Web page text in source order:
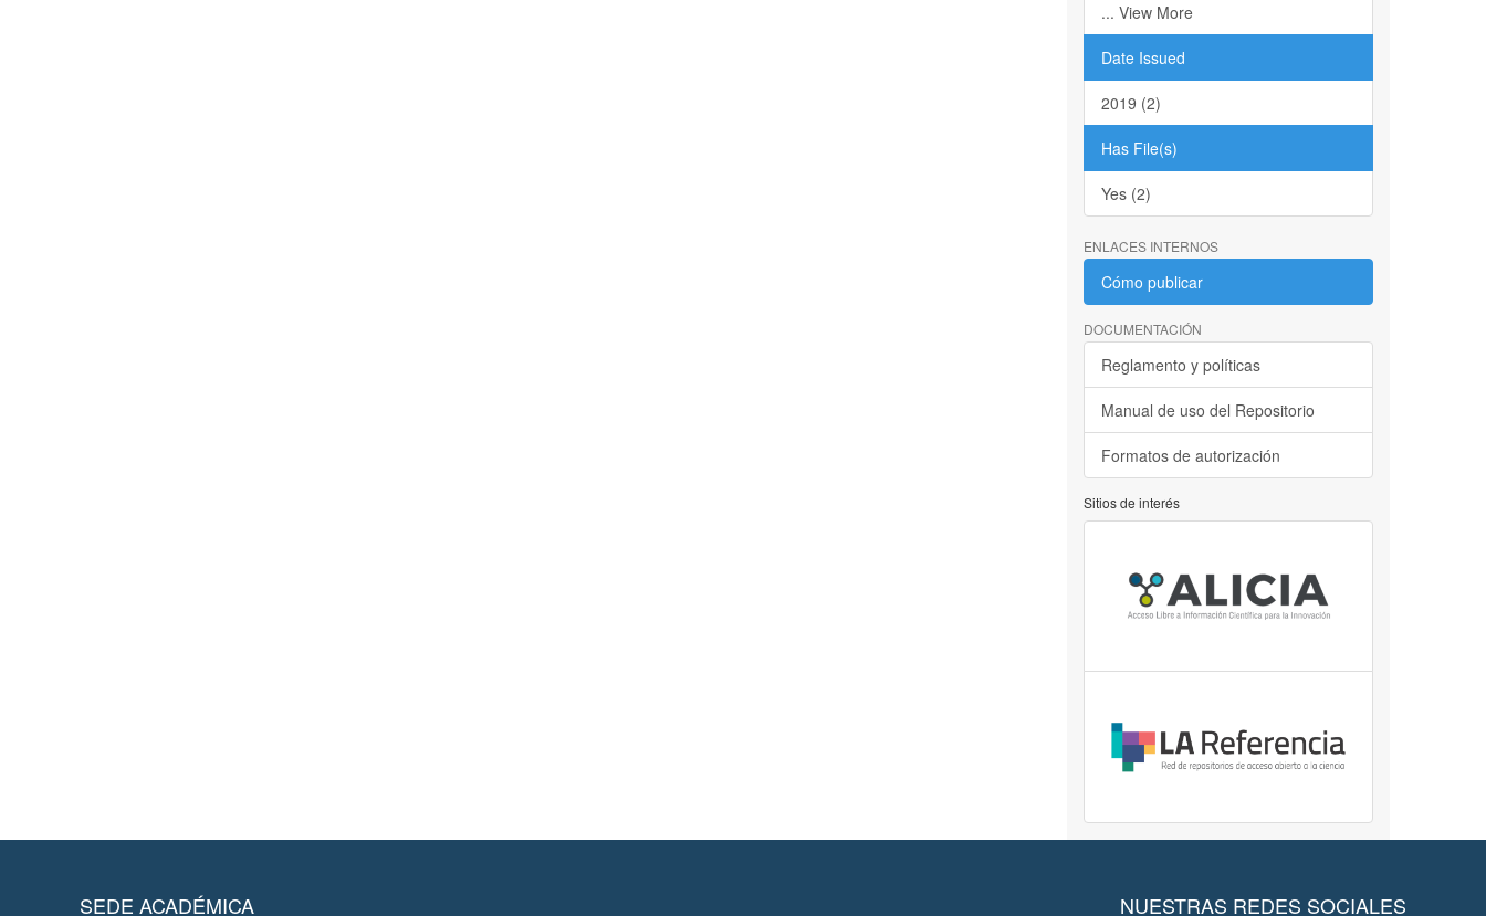
... View More
Date Issued
2019 (2)
Has File(s)
Yes (2)
ENLACES INTERNOS
Cómo publicar
DOCUMENTACIÓN
Reglamento y políticas
Manual de uso del Repositorio
Formatos de autorización
Sitios de interés
SEDE ACADÉMICA NUESTRAS REDES SOCIALES